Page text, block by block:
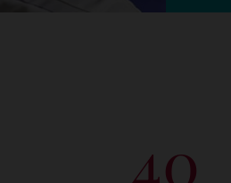
40